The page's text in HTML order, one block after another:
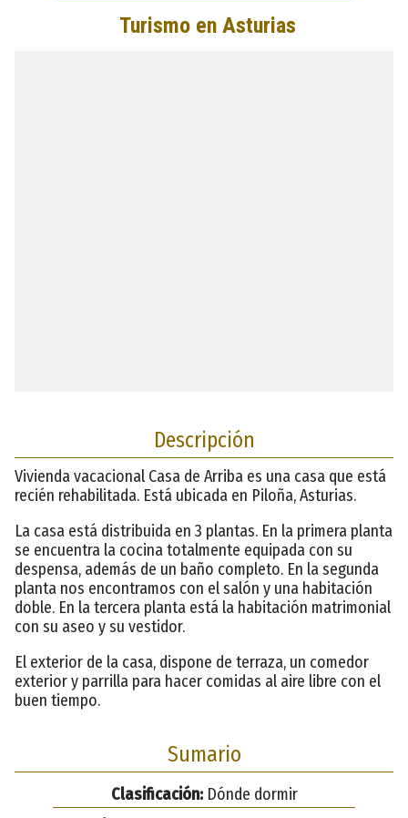
Descripción
Vivienda vacacional Casa de Arriba es una casa que está
recién rehabilitada. Está ubicada en Piloña, Asturias.
La casa está distribuida en 3 plantas. En la primera planta
se encuentra la cocina totalmente equipada con su
despensa, además de un baño completo. En la segunda
planta nos encontramos con el salón y una habitación
doble. En la tercera planta está la habitación matrimonial
con su aseo y su vestidor.
El exterior de la casa, dispone de terraza, un comedor
exterior y parrilla para hacer comidas al aire libre con el
buen tiempo.
Sumario
Clasificación:Dónde dormir